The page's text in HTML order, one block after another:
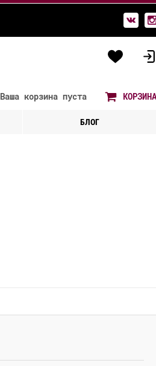
Ваша корзина пуста КОРЗИНА
БЛОГ